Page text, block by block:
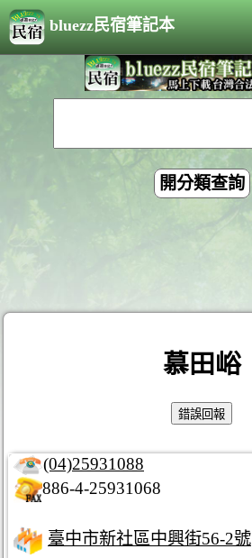
bluezz民宿筆記本
開分類查詢
慕田峪
(04)25931088
886-4-25931068
臺中市新社區中興街56-2號